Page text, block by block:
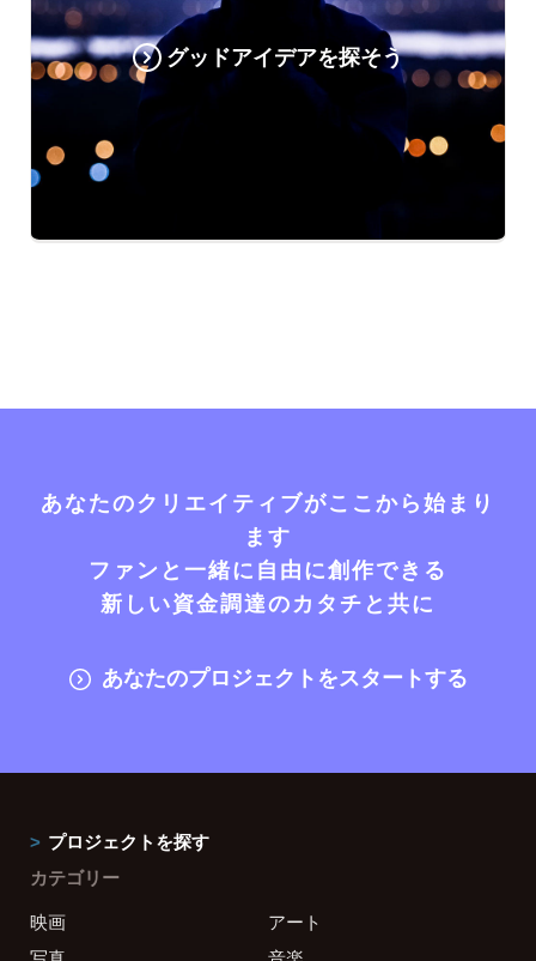
グッドアイデアを探そう
あなたのクリエイティブがここから始まり
ます
ファンと一緒に自由に創作できる
新しい資金調達のカタチと共に
あなたのプロジェクトをスタートする
プロジェクトを探す
カテゴリー
映画
アート